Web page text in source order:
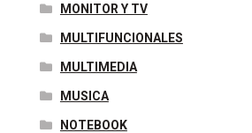
MONITOR Y TV
MULTIFUNCIONALES
MULTIMEDIA
MUSICA
NOTEBOOK